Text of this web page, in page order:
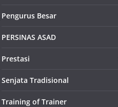
Pengurus Besar
PERSINAS ASAD
Prestasi
Senjata Tradisional
Training of Trainer